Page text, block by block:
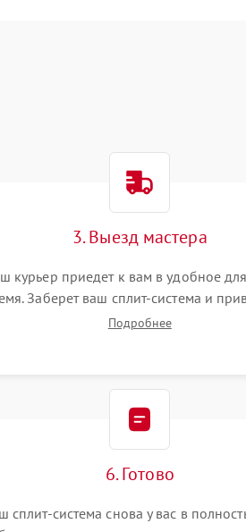
3. Выезд мастера
курьер приедет к вам в удобное
Заберет ваш сплит-система и
для диагностики.Подробнее
6. Готово
сплит-система снова у вас в